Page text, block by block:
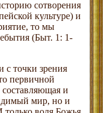
сотворения
культуре) и
то мы
(Быт. 1: 1-
с точки зрения
первичной
и
мир, но и